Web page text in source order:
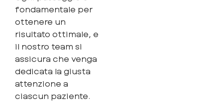
fondamentale per
ottenere un
risultato ottimale, e
il nostro team si
assicura che venga
dedicata la giusta
attenzione a
ciascun paziente.